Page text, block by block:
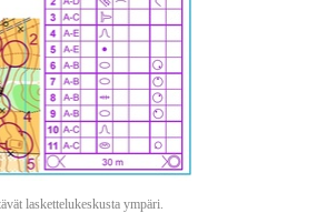
laskettelukeskusta ympäri.